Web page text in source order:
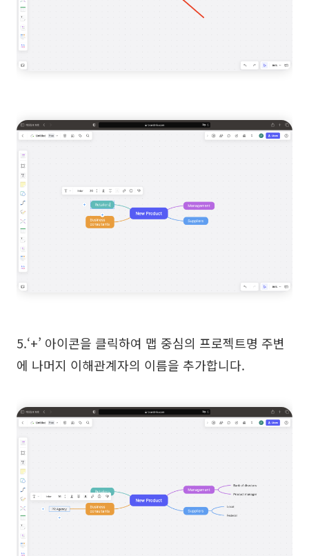
5.‘+’ 아이콘을 클릭하여 맵 중심의 프로젝트명 주변
에 나머지 이해관계자의 이름을 추가합니다.